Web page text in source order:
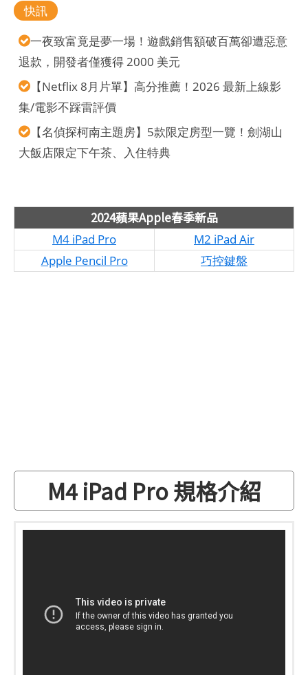
快訊
一夜致富竟是夢一場！遊戲銷售額破百萬卻遭惡意
退款，開發者僅獲得 2000 美元
【Netflix 8月片單】高分推薦！2026 最新上線影
集/電影不踩雷評價
【名偵探柯南主題房】5款限定房型一覽！劍湖山
大飯店限定下午茶、入住特典
2024蘋果Apple春季新品
M4 iPad Pro
M2 iPad Air
Apple Pencil Pro
巧控鍵盤
M4 iPad Pro 規格介紹